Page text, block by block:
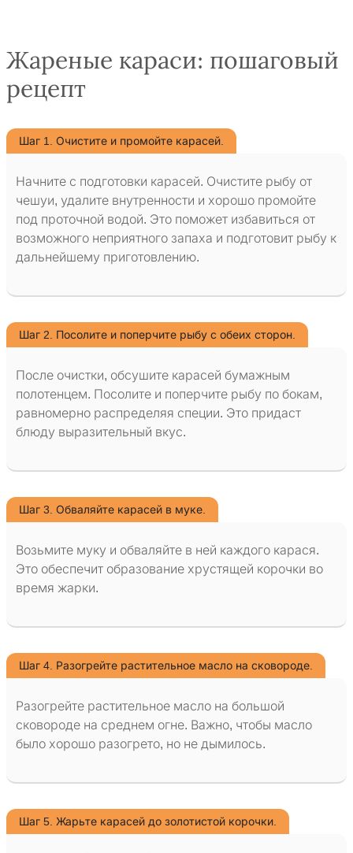
Жареные караси: пошаговый
рецепт
Шаг 1. Очистите и промойте карасей.
Начните с подготовки карасей. Очистите рыбу от
чешуи, удалите внутренности и хорошо промойте
под проточной водой. Это поможет избавиться от
возможного неприятного запаха и подготовит рыбу к
дальнейшему приготовлению.
Шаг 2. Посолите и поперчите рыбу с обеих сторон.
После очистки, обсушите карасей бумажным
полотенцем. Посолите и поперчите рыбу по бокам,
равномерно распределяя специи. Это придаст
блюду выразительный вкус.
Шаг 3. Обваляйте карасей в муке.
Возьмите муку и обваляйте в ней каждого карася.
Это обеспечит образование хрустящей корочки во
время жарки.
Шаг 4. Разогрейте растительное масло на сковороде.
Разогрейте растительное масло на большой
сковороде на среднем огне. Важно, чтобы масло
было хорошо разогрето, но не дымилось.
Шаг 5. Жарьте карасей до золотистой корочки.